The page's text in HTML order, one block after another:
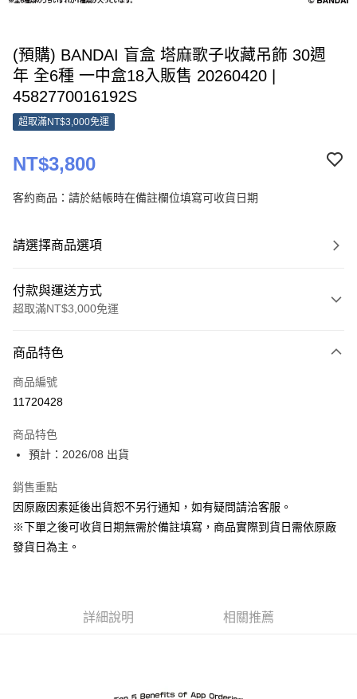
(預購) BANDAI 盲盒 塔麻歌子收藏吊飾 30週
年 全6種 一中盒18入販售 20260420 |
4582770016192S
超取滿NT$3,000免運
NT$3,800
客約商品：請於結帳時在備註欄位填寫可收貨日期
請選擇商品選項
付款與運送方式
超取滿NT$3,000免運
信用卡一次付款
Apple Pay
運送方式
預購-付款後全家取貨(舊)
每筆NT$90，滿NT$3,000(含以上)免運費
每筆NT$120，滿NT$3,000(含以上)免運費
東海門市自取，需自備購物袋取貨唷。
商品特色
商品編號
11720428
商品特色
預計：2026/08 出貨
銷售重點
因原廠因素延後出貨恕不另行通知，如有疑問請洽客服。
※下單之後可收貨日期無需於備註填寫，商品實際到貨日需依原廠
發貨日為主。
詳細說明 相關推薦